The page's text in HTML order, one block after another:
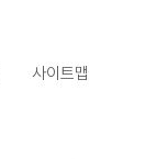
사이트맵